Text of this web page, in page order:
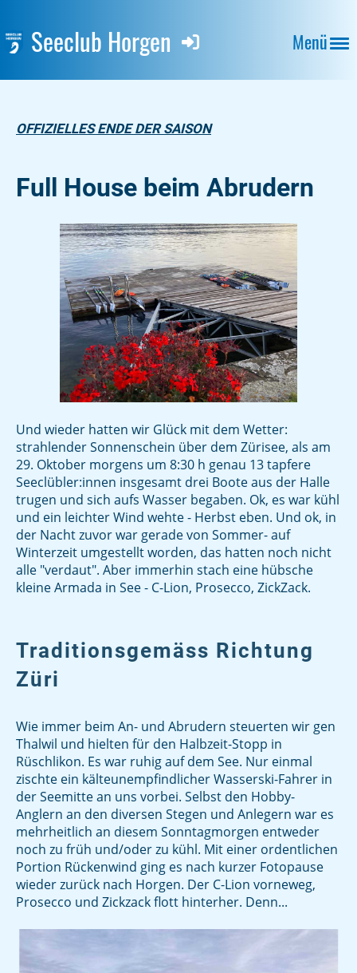
Menü
Seeclub Horgen
OFFIZIELLES ENDE DER SAISON
Full House beim Abrudern
Und wieder hatten wir Glück mit dem Wetter:
strahlender Sonnenschein über dem Zürisee, als am
29. Oktober morgens um 8:30 h genau 13 tapfere
Seeclübler:innen insgesamt drei Boote aus der Halle
trugen und sich aufs Wasser begaben. Ok, es war kühl
und ein leichter Wind wehte - Herbst eben. Und ok, in
der Nacht zuvor war gerade von Sommer- auf
Winterzeit umgestellt worden, das hatten noch nicht
alle "verdaut". Aber immerhin stach eine hübsche
kleine Armada in See - C-Lion, Prosecco, ZickZack.
Traditionsgemäss Richtung
Züri
Wie immer beim An- und Abrudern steuerten wir gen
Thalwil und hielten für den Halbzeit-Stopp in
Rüschlikon. Es war ruhig auf dem See. Nur einmal
zischte ein kälteunempfindlicher Wasserski-Fahrer in
der Seemitte an uns vorbei. Selbst den Hobby-
Anglern an den diversen Stegen und Anlegern war es
mehrheitlich an diesem Sonntagmorgen entweder
noch zu früh und/oder zu kühl. Mit einer ordentlichen
Portion Rückenwind ging es nach kurzer Fotopause
wieder zurück nach Horgen. Der C-Lion vorneweg,
Prosecco und Zickzack flott hinterher. Denn...